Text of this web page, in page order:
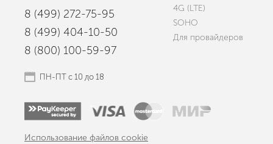
8 (499) 272-75-95
8 (499) 404-10-50
8 (800) 100-59-97
ПН-ПТ с 10 до 18
4G (LTE)
SOHO
Для провайдеров
Использование файлов cookie